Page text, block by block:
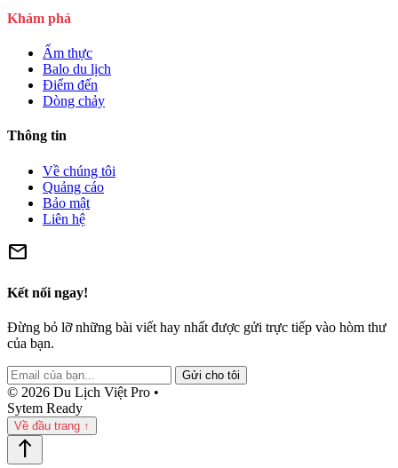
Khám phá
Ẩm thực
Balo du lịch
Điểm đến
Dòng chảy
Thông tin
Về chúng tôi
Quảng cáo
Bảo mật
Liên hệ
mail
Kết nối ngay!
Đừng bỏ lỡ những bài viết hay nhất được gửi trực tiếp vào hòm thư
của bạn.
Gửi cho tôi
© 2026 Du Lịch Việt Pro •
Sytem Ready
Về đầu trang ↑
north